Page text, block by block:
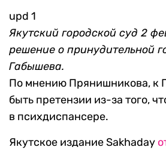
upd 1
Якутский городской суд 2
решение о принудительной
Габышева.
По мнению Прянишникова, к
быть претензии из-за того,
в психдиспансере.
Якутское издание Sakhaday